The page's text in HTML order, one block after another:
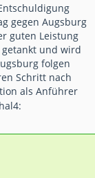
gegen Augsburg
guten Leistung
und wird
folgen
Schritt nach
als Anführer